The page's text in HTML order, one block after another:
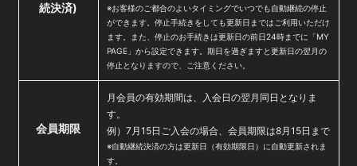
続決済)
※お客様のご都合のよいタイミングでいつでも自動継続の停止
ができます。停止手続きをしても更新日まではご利用いただけ
ます。また、停止のお手続きは更新日の前日24時までに「MY
PAGE」から設定できます。期日を過ぎますと更新日の翌月の
停止となりますので、ご注意ください。
会員期限
月会員の有効期間は、入会日の翌月同日となりま
す。
例）7月15日ご入会の場合、会員期限は8月15日まで
※自動継続決済の方は更新日（有効期限日）に自動更新されま
す。